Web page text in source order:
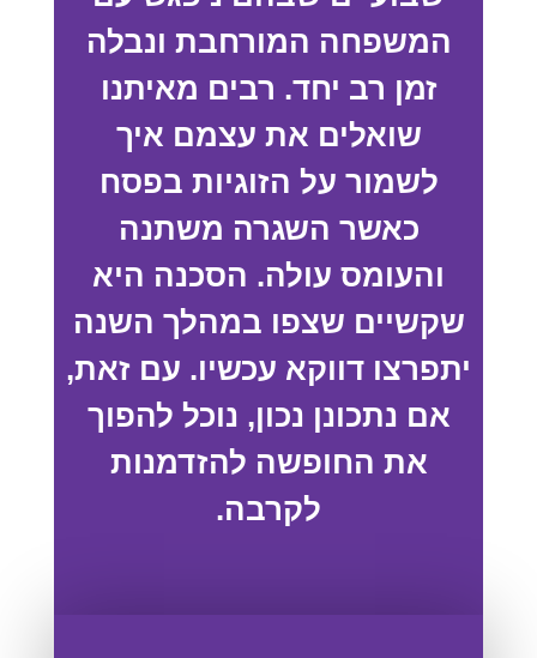
המשפחה המורחבת ונבלה
זמן רב יחד. רבים מאיתנו
שואלים את עצמם איך
לשמור על הזוגיות בפסח
כאשר השגרה משתנה
והעומס עולה. הסכנה היא
שקשיים שצפו במהלך השנה
יתפרצו דווקא עכשיו. עם זאת,
אם נתכונן נכון, נוכל להפוך
את החופשה להזדמנות
לקרבה.